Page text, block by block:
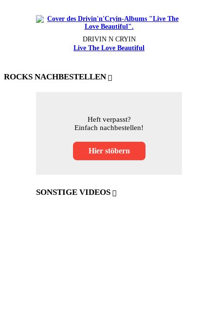
DRIVIN N CRYIN
Live The Love Beautiful
ROCKS NACHBESTELLEN
Heft verpasst?
Einfach nachbestellen!
Hier stöbern
SONSTIGE VIDEOS